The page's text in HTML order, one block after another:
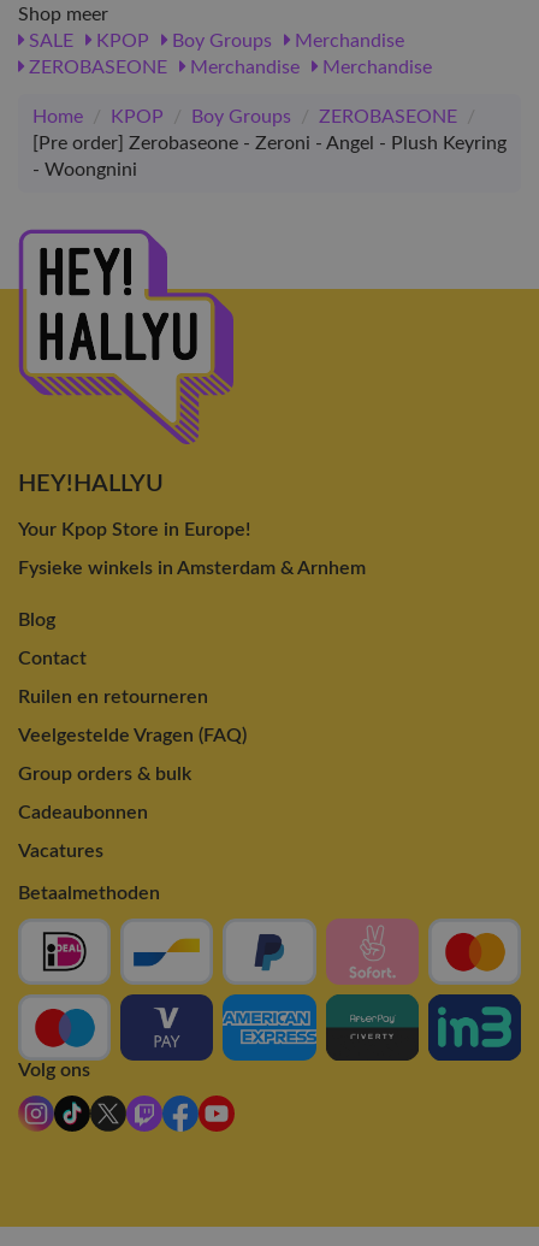
Shop meer
SALE
KPOP Boy Groups
Merchandise
ZEROBASEONE
Merchandise Merchandise
Home / KPOP / Boy Groups / ZEROBASEONE
/
[Pre order] Zerobaseone - Zeroni - Angel - Plush Keyring
- Woongnini
HEY!HALLYU
Your Kpop Store in Europe!
Fysieke winkels in Amsterdam & Arnhem
Blog
Contact
Ruilen en retourneren
Veelgestelde Vragen (FAQ)
Group orders & bulk
Cadeaubonnen
Vacatures
Betaalmethoden
Volg ons